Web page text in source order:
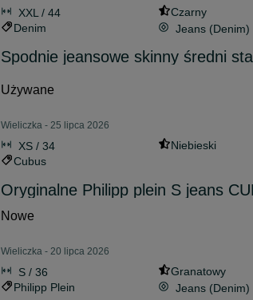
XXL / 44
Czarny
Denim
Jeans (Denim)
Spodnie jeansowe skinny średni
Używane
Wieliczka - 25 lipca 2026
XS / 34
Niebieski
Cubus
Oryginalne Philipp plein S jeans
Nowe
Wieliczka - 20 lipca 2026
S / 36
Granatowy
Philipp Plein
Jeans (Denim)